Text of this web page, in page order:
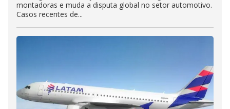
montadoras e muda a disputa global no setor automotivo.
Casos recentes de...